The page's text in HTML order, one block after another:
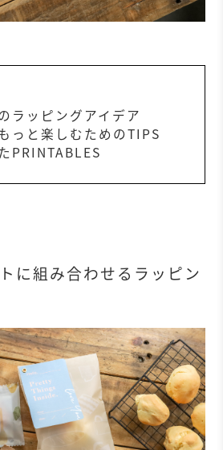
ラッピングアイデア
っと楽しむためのTIPS
PRINTABLES
に組み合わせるラッピン